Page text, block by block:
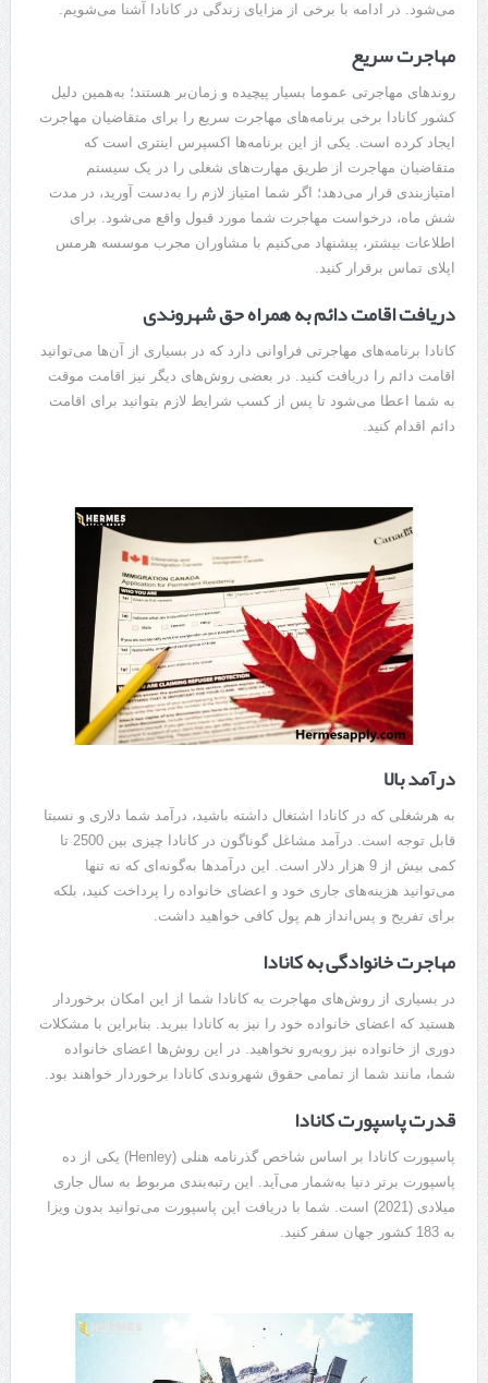
می‌شود. در ادامه با برخی از مزایای زندگی در کانادا آشنا می‌شویم.
مهاجرت سریع
روندهای مهاجرتی عموما بسیار پیچیده و زمان‌بر هستند؛ به‌همین دلیل
کشور کانادا برخی برنامه‌های مهاجرت سریع را برای متقاضیان مهاجرت
ایجاد کرده است. یکی از این برنامه‌ها اکسپرس اینتری است که
متقاضیان مهاجرت از طریق مهارت‌های شغلی را در یک سیستم
امتیازبندی قرار می‌دهد؛ اگر شما امتیاز لازم را به‌دست آورید، در مدت
شش ماه، درخواست مهاجرت شما مورد قبول واقع می‌شود. برای
اطلاعات بیشتر، پیشنهاد می‌کنیم با مشاوران مجرب موسسه هرمس
اپلای تماس برقرار کنید.
دریافت اقامت دائم به همراه حق شهروندی
کانادا برنامه‌های مهاجرتی فراوانی دارد که در بسیاری از آن‌ها می‌توانید
اقامت دائم را دریافت کنید. در بعضی روش‌های دیگر نیز اقامت موقت
به شما اعطا می‌شود تا پس از کسب شرایط لازم بتوانید برای اقامت
دائم اقدام کنید.
درآمد بالا
به هرشغلی که در کانادا اشتغال داشته باشید، درآمد شما دلاری و نسبتا
قابل توجه است. درآمد مشاغل گوناگون در کانادا چیزی بین 2500 تا
کمی بیش از 9 هزار دلار است. این درآمدها به‌گونه‌ای که نه تنها
می‌توانید هزینه‌های جاری خود و اعضای خانواده را پرداخت کنید، بلکه
برای تفریح و پس‌انداز هم پول کافی خواهید داشت.
مهاجرت خانوادگی به کانادا
در بسیاری از روش‌های مهاجرت به کانادا شما از این امکان برخوردار
هستید که اعضای خانواده خود را نیز به کانادا ببرید. بنابراین با مشکلات
دوری از خانواده نیز روبه‌رو نخواهید. در این روش‌ها اعضای خانواده
شما، مانند شما از تمامی حقوق شهروندی کانادا برخوردار خواهند بود.
قدرت پاسپورت کانادا
پاسپورت کانادا بر اساس شاخص گذرنامه هنلی (Henley) یکی از ده
پاسپورت برتر دنیا به‌شمار می‌آید. این رتبه‌بندی مربوط به سال جاری
میلادی (2021) است. شما با دریافت این پاسپورت می‌توانید بدون ویزا
به 183 کشور جهان سفر کنید.